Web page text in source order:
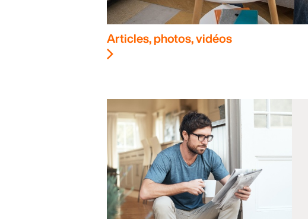
Articles, photos, vidéos